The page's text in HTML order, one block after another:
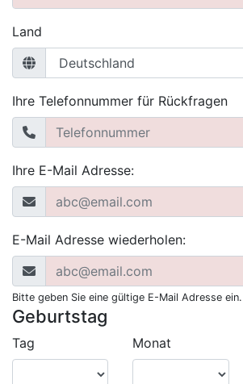
Land
Ihre Telefonnummer für Rückfragen
Ihre E-Mail Adresse:
E-Mail Adresse wiederholen:
Bitte geben Sie eine gültige E-Mail Adresse ein.
Geburtstag
Tag Monat